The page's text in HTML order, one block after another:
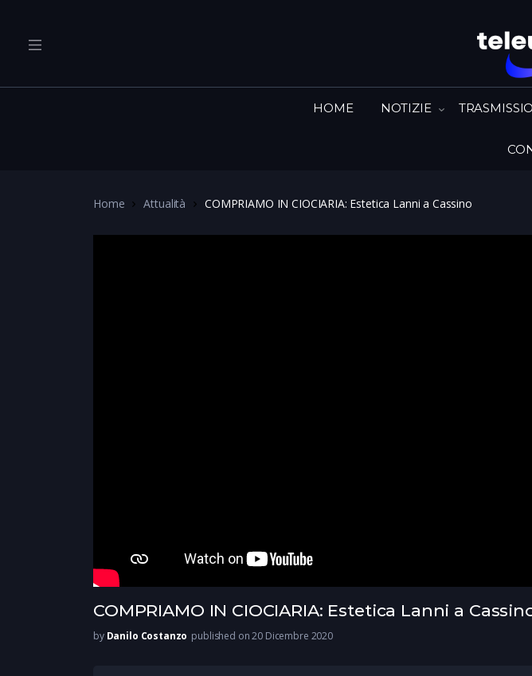
HOME NOTIZIE
Home Attualità COMPRIAMO IN CIOCIARIA: Estetica Lanni a Cassino
COMPRIAMO IN CIOCIARIA: Estetica Lanni a
by Danilo Costanzo published on 20 Dicembre 2020